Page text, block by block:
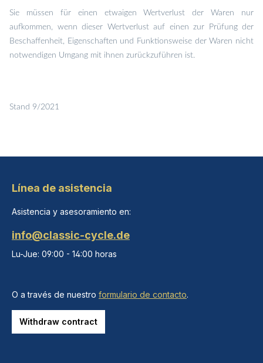
Sie müssen für einen etwaigen Wertverlust der Waren nur
aufkommen, wenn dieser Wertverlust auf einen zur Prüfung der
Beschaffenheit, Eigenschaften und Funktionsweise der Waren nicht
notwendigen Umgang mit ihnen zurückzuführen ist.
Stand 9/2021
Línea de asistencia
Asistencia y asesoramiento en:
info@classic-cycle.de
Lu-Jue: 09:00 - 14:00 horas
O a través de nuestro formulario de contacto.
Withdraw contract